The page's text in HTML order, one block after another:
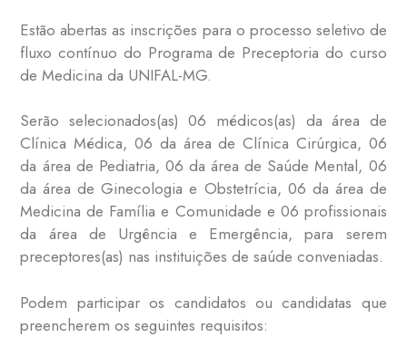
Estão abertas as inscrições para o processo seletivo de
fluxo contínuo do Programa de Preceptoria do curso
de Medicina da UNIFAL-MG.
Serão selecionados(as) 06 médicos(as) da área de
Clínica Médica, 06 da área de Clínica Cirúrgica, 06
da área de Pediatria, 06 da área de Saúde Mental, 06
da área de Ginecologia e Obstetrícia, 06 da área de
Medicina de Família e Comunidade e 06 profissionais
da área de Urgência e Emergência, para serem
preceptores(as) nas instituições de saúde conveniadas.
Podem participar os candidatos ou candidatas que
preencherem os seguintes requisitos: